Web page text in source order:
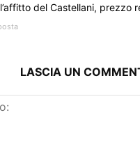
del Castellani, prezzo
LASCIA UN